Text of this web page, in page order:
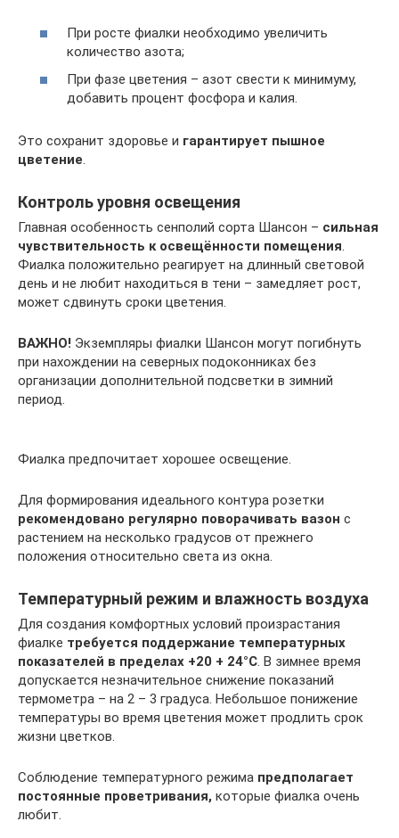
При росте фиалки необходимо увеличить
количество азота;
При фазе цветения – азот свести к минимуму,
добавить процент фосфора и калия.
Это сохранит здоровье и гарантирует пышное
цветение.
Контроль уровня освещения
Главная особенность сенполий сорта Шансон – сильная
чувствительность к освещённости помещения.
Фиалка положительно реагирует на длинный световой
день и не любит находиться в тени – замедляет рост,
может сдвинуть сроки цветения.
ВАЖНО! Экземпляры фиалки Шансон могут погибнуть
при нахождении на северных подоконниках без
организации дополнительной подсветки в зимний
период.
Фиалка предпочитает хорошее освещение.
Для формирования идеального контура розетки
рекомендовано регулярно поворачивать вазон с
растением на несколько градусов от прежнего
положения относительно света из окна.
Температурный режим и влажность воздуха
Для создания комфортных условий произрастания
фиалке требуется поддержание температурных
показателей в пределах +20 + 24°С. В зимнее время
допускается незначительное снижение показаний
термометра – на 2 – 3 градуса. Небольшое понижение
температуры во время цветения может продлить срок
жизни цветков.
Соблюдение температурного режима предполагает
постоянные проветривания, которые фиалка очень
любит.